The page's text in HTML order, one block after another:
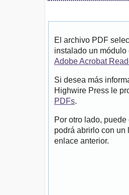
El archivo PDF
instalado un
Adobe Acrobat
Si desea más
Highwire Press le
PDFs.
Por otro lado,
podrá abrirlo con un
enlace anterior.